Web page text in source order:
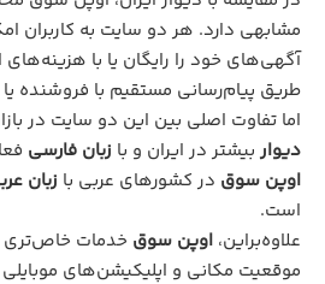
مشابهی دارد. هر دو سایت به کاربران
آگهی‌های خود را رایگان یا با
طریق پیام‌رسانی مستقیم با فروشنده یا
اما تفاوت اصلی بین این دو سایت در
دیوار بیشتر در ایران و با زبان فارسی
اوپن سوق در کشورهای عربی با زبان
است.
علاوه‌براین، اوپن سوق خدمات خاص‌تری
موقعیت مکانی و اپلیکیشن‌های